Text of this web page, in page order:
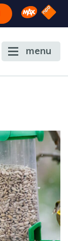
Omroep
NPO
menu